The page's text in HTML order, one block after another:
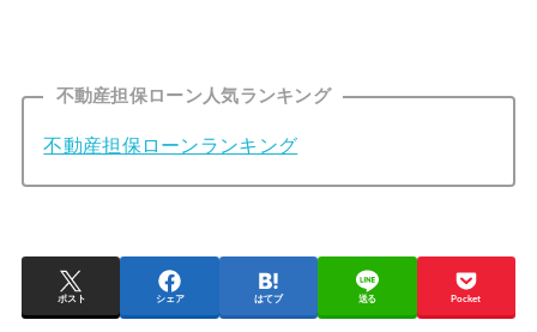
不動産担保ローン人気ランキング
不動産担保ローンランキング
ポスト シェア はてブ 送る Pocket